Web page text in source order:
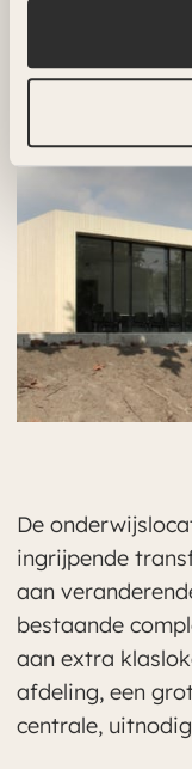
De
ingrijpende
aan
bestaande
aan extra
afdeling, een
centrale,